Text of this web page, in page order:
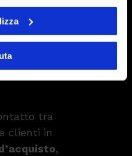
tramite una
B2B2C.
tra
clienti in
,